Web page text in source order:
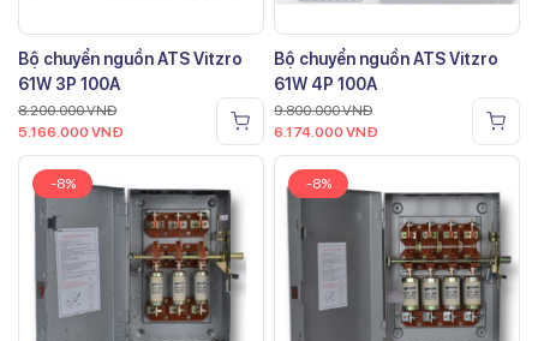
Bộ chuyển nguồn ATS Vitzro
61W 3P 100A
8.200.000VNĐ
5.166.000 VNĐ
Bộ chuyển nguồn ATS Vitzro
61W 4P 100A
9.800.000VNĐ
6.174.000 VNĐ
-8% -8%